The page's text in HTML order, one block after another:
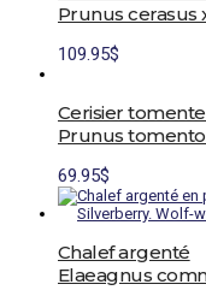
Prunus cerasus
109.95$
Cerisier
Prunus
69.95$
Chalef argenté
Elaeagnus